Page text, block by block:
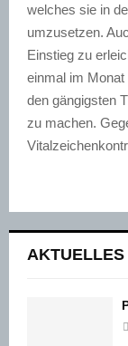
welches sie in
umzusetzen.
Einstieg zu
einmal im
den gängigsten
zu machen.
AKTUELLES